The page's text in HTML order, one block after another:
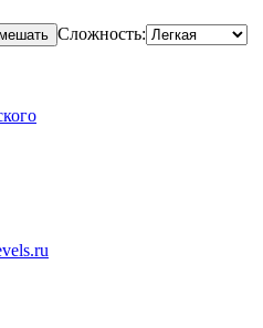
Сложность: